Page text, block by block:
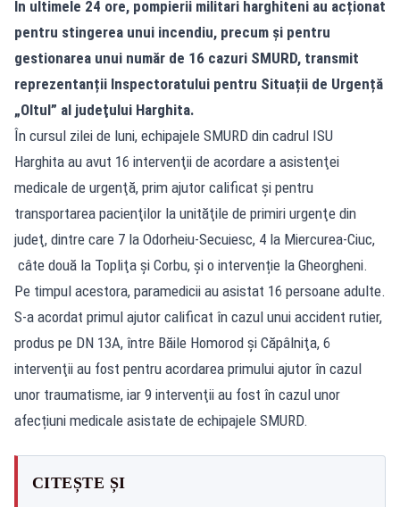
În ultimele 24 ore, pompierii militari harghiteni au acționat
pentru stingerea unui incendiu, precum și pentru
gestionarea unui număr de 16 cazuri SMURD, transmit
reprezentanții Inspectoratului pentru Situații de Urgență
„Oltul” al judeţului Harghita.
În cursul zilei de luni, echipajele SMURD din cadrul ISU
Harghita au avut 16 intervenţii de acordare a asistenţei
medicale de urgenţă, prim ajutor calificat şi pentru
transportarea pacienţilor la unităţile de primiri urgenţe din
judeţ, dintre care 7 la Odorheiu-Secuiesc, 4 la Miercurea-Ciuc,
câte două la Topliţa şi Corbu, și o intervenție la Gheorgheni.
Pe timpul acestora, paramedicii au asistat 16 persoane adulte.
S-a acordat primul ajutor calificat în cazul unui accident rutier,
produs pe DN 13A, între Băile Homorod şi Căpâlniţa, 6
intervenţii au fost pentru acordarea primului ajutor în cazul
unor traumatisme, iar 9 intervenţii au fost în cazul unor
afecțiuni medicale asistate de echipajele SMURD.
CITEȘTE ȘI